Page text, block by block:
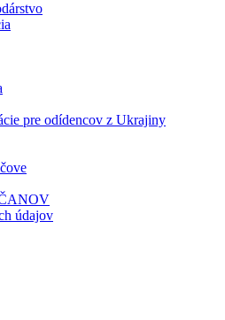
pre odídencov z Ukrajiny
údajov